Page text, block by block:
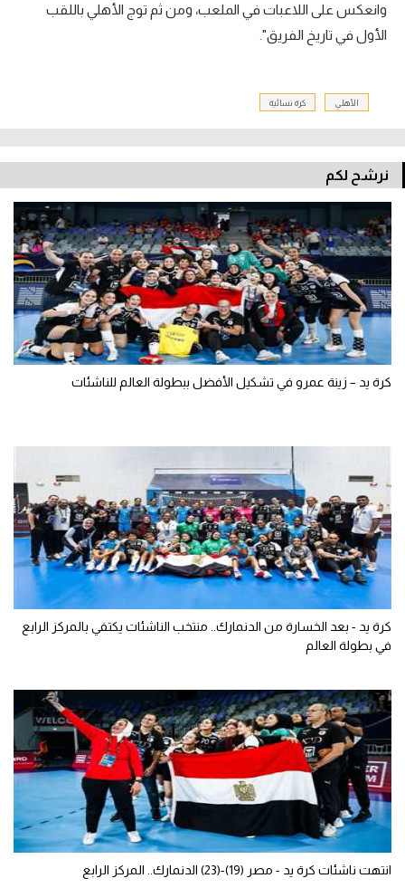
وانعكس على اللاعبات في الملعب، ومن ثم توج الأهلي باللقب
الأول في تاريخ الفريق".
الأهلي كرة نسائية
نرشح لكم
كرة يد – زينة عمرو في تشكيل الأفضل ببطولة العالم للناشئات
كرة يد - بعد الخسارة من الدنمارك.. منتخب الناشئات يكتفي بالمركز الرابع
في بطولة العالم
انتهت ناشئات كرة يد - مصر (19)-(23) الدنمارك.. المركز الرابع